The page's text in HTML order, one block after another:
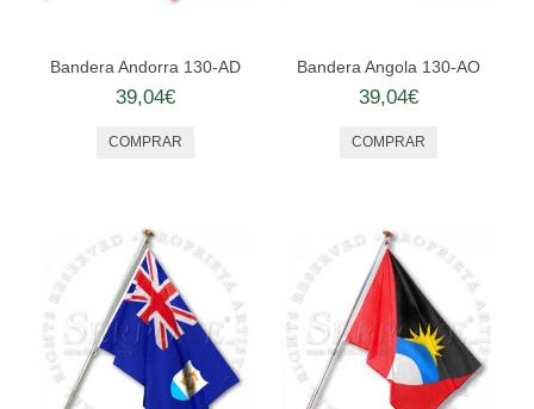
Bandera Andorra 130-AD
39,04€
Bandera Angola 130-AO
39,04€